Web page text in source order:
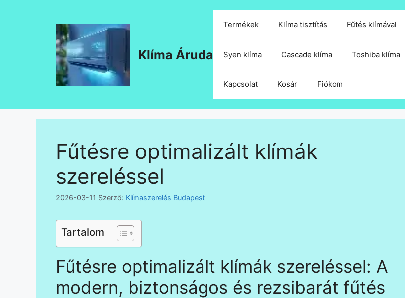
Klíma Áruda
Termékek Klíma tisztítás Fűtés klímával
Syen klíma Cascade klíma Toshiba klíma
Kapcsolat Kosár Fiókom
Fűtésre optimalizált klímák
szereléssel
2026-03-11 Szerző: Klímaszerelés Budapest
Tartalom
Fűtésre optimalizált klímák szereléssel: A
modern, biztonságos és rezsibarát fűtés